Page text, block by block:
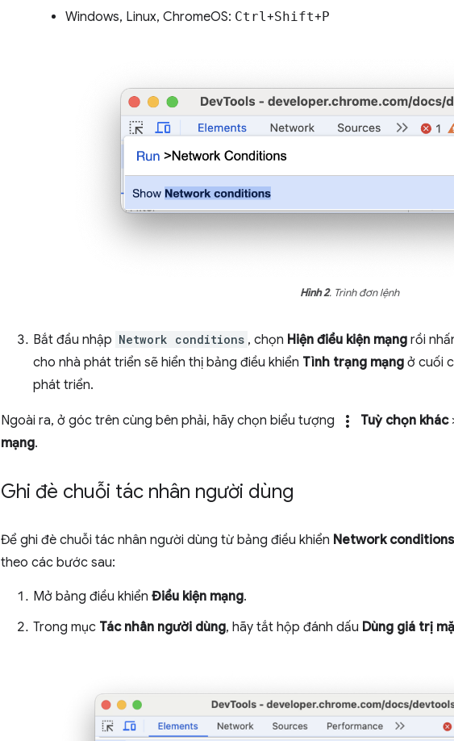
Windows, Linux, ChromeOS: Ctrl +Shift+P
Hình 2. Trình đơn lệnh
Bắt đầu nhập Network conditions , chọn Hiện điều kiện mạng rồi
cho nhà phát triển sẽ hiển thị bảng điều khiển Tình trạng mạng ở cuối
phát triển.
Ngoài ra, ở góc trên cùng bên phải, hãy chọn biểu tượng more_vert Tuỳ chọn khác
mạng.
Ghi đè chuỗi tác nhân người dùng
Để ghi đè chuỗi tác nhân người dùng từ bảng điều khiển Network conditions
theo các bước sau:
Mở bảng điều khiển Điều kiện mạng.
Trong mục Tác nhân người dùng, hãy tắt hộp đánh dấu Dùng giá trị